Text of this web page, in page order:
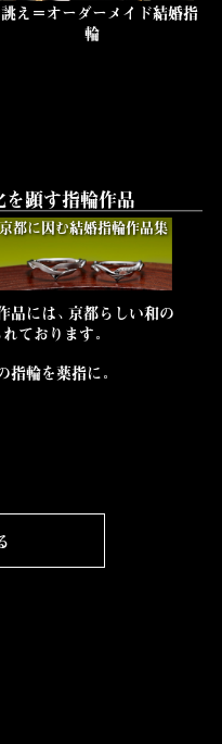
え＝オーダーメイド結婚指
輪
顕す指輪作品
京都に因む結婚指輪作品集
品には、京都らしい和の
ております。
指輪を薬指に。